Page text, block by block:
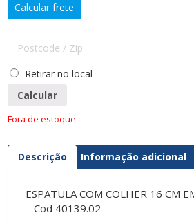
Calcular frete
Retirar no local
Calcular
Fora de estoque
Descrição Informação adicional
ESPATULA COM COLHER 16 CM
– Cod 40139.02